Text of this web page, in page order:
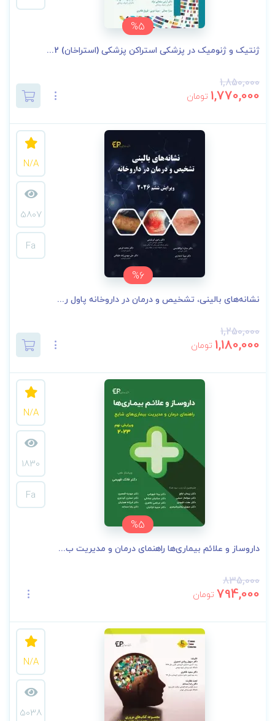
%5
ژنتیک و ژنومیک در پزشکی استراکن پزشکی (استراخان) 2...
1,850,000
1,770,000 تومان
%6
N/A
5807
Fa
نشانه‌های بالینی، تشخیص و درمان در داروخانه پاول ر...
1,250,000
1,180,000 تومان
%5
N/A
1830
Fa
داروساز و علائم بیماری‌ها راهنمای درمان و مدیریت ب...
835,000
794,000 تومان
N/A
5038